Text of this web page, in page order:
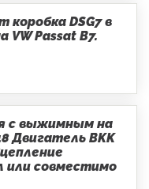
DSG7 в
VW Passat B7.
с выжимным на
Двигатель BKK
или совместимо